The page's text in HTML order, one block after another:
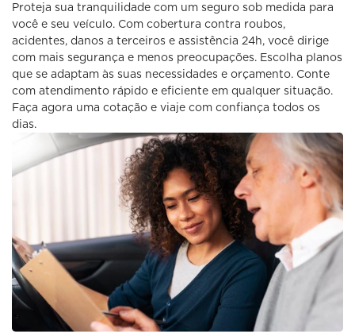
Proteja sua tranquilidade com um seguro sob medida para
você e seu veículo. Com cobertura contra roubos,
acidentes, danos a terceiros e assistência 24h, você dirige
com mais segurança e menos preocupações. Escolha planos
que se adaptam às suas necessidades e orçamento. Conte
com atendimento rápido e eficiente em qualquer situação.
Faça agora uma cotação e viaje com confiança todos os
dias.